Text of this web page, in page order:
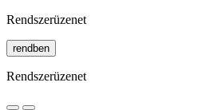
Rendszerüzenet
rendben
Rendszerüzenet